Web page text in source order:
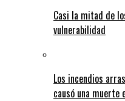
Casi la mitad de
vulnerabilidad
Los incendios
causó una muerte